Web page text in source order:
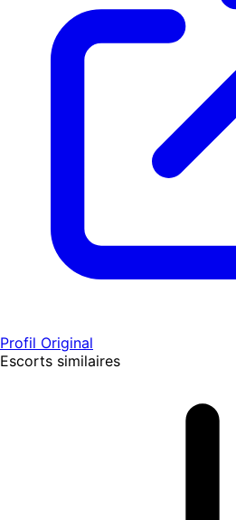
Profil Original
Escorts similaires